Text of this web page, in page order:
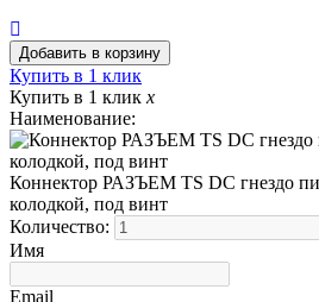
Купить в 1 клик
Купить в 1 клик x
Наименование:
Коннектор РАЗЪЕМ TS DC гнездо
колодкой, под винт
Количество:
Имя
Email